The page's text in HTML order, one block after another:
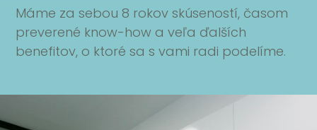
Máme za sebou 8 rokov skúseností, časom
preverené know-how a veľa ďalších
benefitov, o ktoré sa s vami radi podelíme.